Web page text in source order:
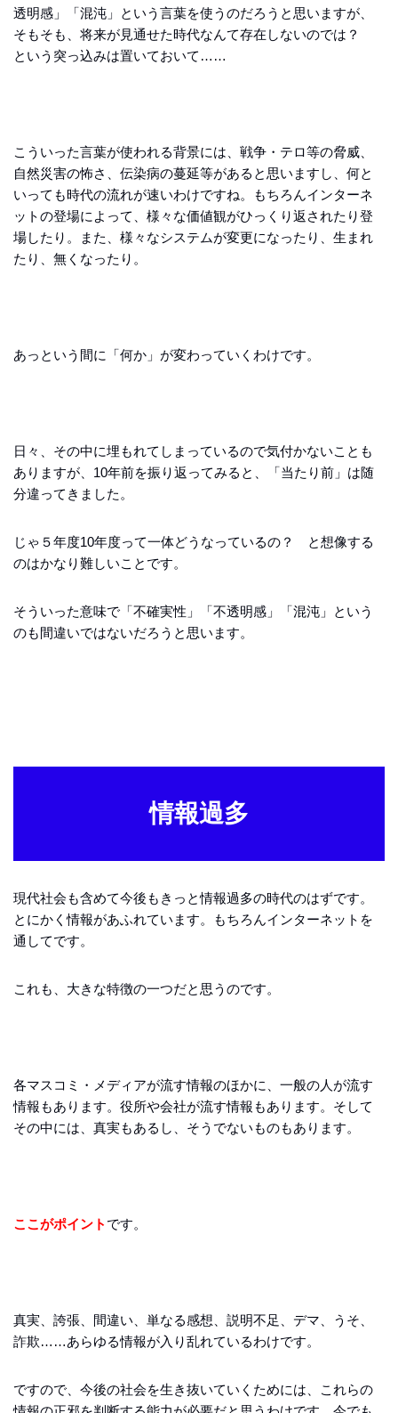
透明感」「混沌」という言葉を使うのだろうと思いますが、
そもそも、将来が見通せた時代なんて存在しないのでは？
という突っ込みは置いておいて……
こういった言葉が使われる背景には、戦争・テロ等の脅威、
自然災害の怖さ、伝染病の蔓延等があると思いますし、何と
いっても時代の流れが速いわけですね。もちろんインターネ
ットの登場によって、様々な価値観がひっくり返されたり登
場したり。また、様々なシステムが変更になったり、生まれ
たり、無くなったり。
あっという間に「何か」が変わっていくわけです。
日々、その中に埋もれてしまっているので気付かないことも
ありますが、10年前を振り返ってみると、「当たり前」は随
分違ってきました。
じゃ５年度10年度って一体どうなっているの？ と想像する
のはかなり難しいことです。
そういった意味で「不確実性」「不透明感」「混沌」という
のも間違いではないだろうと思います。
情報過多
現代社会も含めて今後もきっと情報過多の時代のはずです。
とにかく情報があふれています。もちろんインターネットを
通してです。
これも、大きな特徴の一つだと思うのです。
各マスコミ・メディアが流す情報のほかに、一般の人が流す
情報もあります。役所や会社が流す情報もあります。そして
その中には、真実もあるし、そうでないものもあります。
ここがポイント です。
真実、誇張、間違い、単なる感想、説明不足、デマ、うそ、
詐欺……あらゆる情報が入り乱れているわけです。
ですので、今後の社会を生き抜いていくためには、これらの